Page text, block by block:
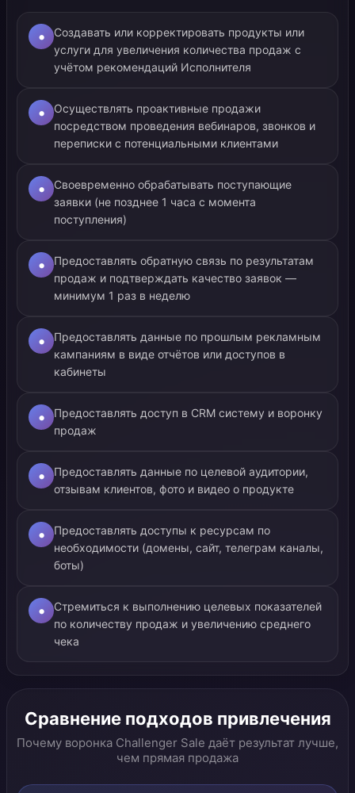
•
Создавать или корректировать продукты или
услуги для увеличения количества продаж с
учётом рекомендаций Исполнителя
•
Осуществлять проактивные продажи
посредством проведения вебинаров, звонков и
переписки с потенциальными клиентами
•
Своевременно обрабатывать поступающие
заявки (не позднее 1 часа с момента
поступления)
•
Предоставлять обратную связь по результатам
продаж и подтверждать качество заявок —
минимум 1 раз в неделю
•
Предоставлять данные по прошлым рекламным
кампаниям в виде отчётов или доступов в
кабинеты
•
Предоставлять доступ в CRM систему и воронку
продаж
•
Предоставлять данные по целевой аудитории,
отзывам клиентов, фото и видео о продукте
•
Предоставлять доступы к ресурсам по
необходимости (домены, сайт, телеграм каналы,
боты)
•
Стремиться к выполнению целевых показателей
по количеству продаж и увеличению среднего
чека
Сравнение подходов привлечения
Почему воронка Challenger Sale даёт результат лучше,
чем прямая продажа